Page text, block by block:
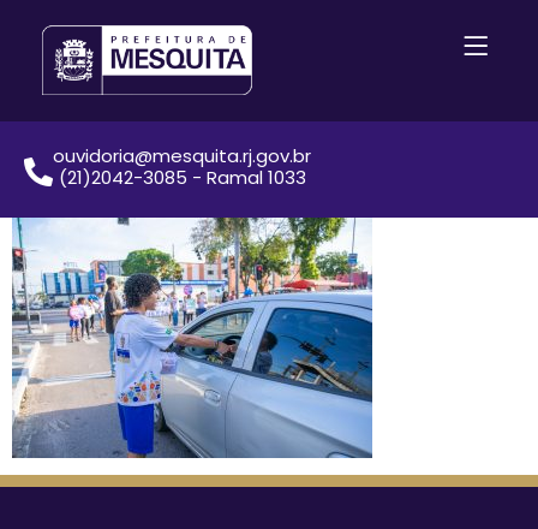
ouvidoria@mesquita.rj.gov.br
(21)2042-3085 - Ramal 1033